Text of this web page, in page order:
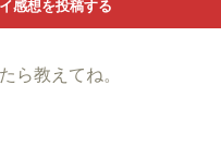
ら教えてね。